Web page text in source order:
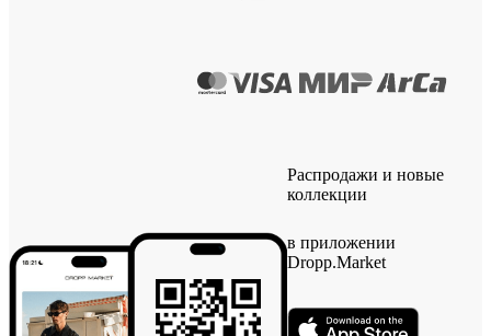
Распродажи и новые
коллекции
в приложении
Dropp.Market